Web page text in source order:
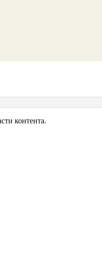
контента.